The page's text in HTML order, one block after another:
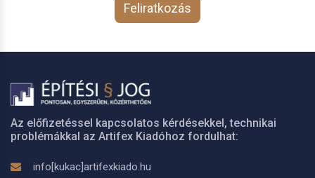
Feliratkozás
Az előfizetéssel kapcsolatos kérdésekkel, technikai
problémákkal az Artifex Kiadóhoz fordulhat:
info[kukac]artifexkiado.hu